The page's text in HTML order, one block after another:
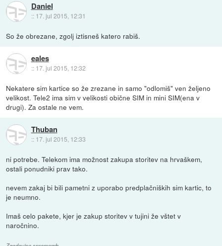
Daniel
:: 17. jul 2015, 12:31
So že obrezane, zgolj iztisneš katero rabiš.
eales
:: 17. jul 2015, 12:32
Nekatere sim kartice so že zrezane in samo "odlomiš" ven željeno
velikost. Tele2 ima sim v velikosti obične SIM in mini SIM(ena v
drugi). Za ostale ne vem.
Thuban
:: 17. jul 2015, 12:33
ni potrebe. Telekom ima možnost zakupa storitev na hrvaškem,
ostali ponudniki prav tako.
nevem zakaj bi bili pametni z uporabo predplačniških sim kartic, to
je neumno.
Imaš celo pakete, kjer je zakup storitev v tujini že vštet v
naročnino.